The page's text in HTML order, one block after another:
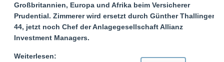
Großbritannien, Europa und Afrika beim Versicherer
Prudential. Zimmerer wird ersetzt durch Günther Thallinger,
44, jetzt noch Chef der Anlagegesellschaft Allianz
Investment Managers.
Weiterlesen: